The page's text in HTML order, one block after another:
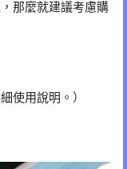
那麼就建議考慮購
使用說明。）